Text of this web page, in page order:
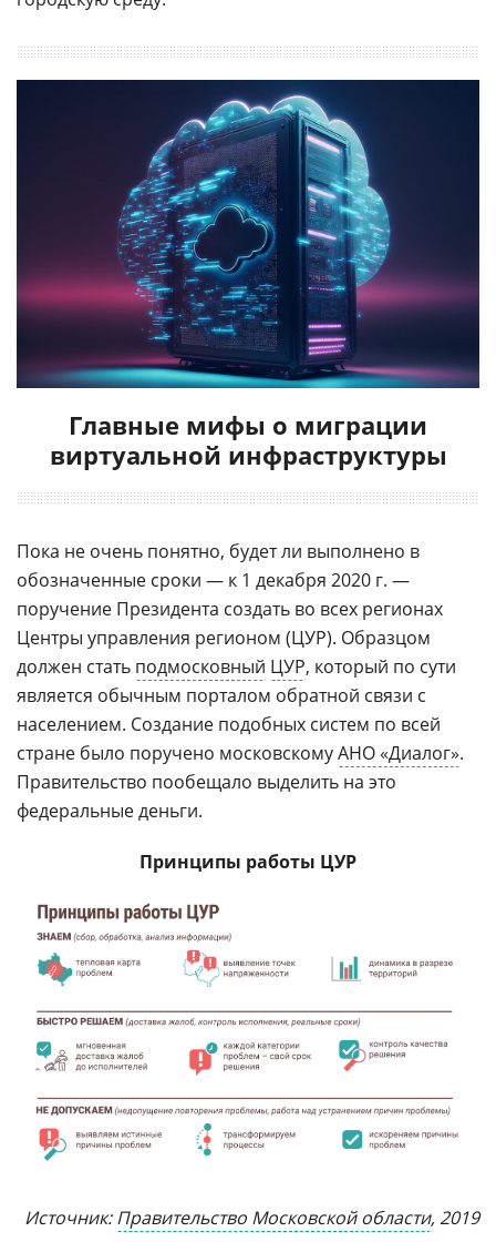
Главные мифы о миграции
виртуальной инфраструктуры
Пока не очень понятно, будет ли выполнено в
обозначенные сроки — к 1 декабря 2020 г. —
поручение Президента создать во всех регионах
Центры управления регионом (ЦУР). Образцом
должен стать подмосковный ЦУР, который по сути
является обычным порталом обратной связи с
населением. Создание подобных систем по всей
стране было поручено московскомуАНО «Диалог».
Правительство пообещало выделить на это
федеральные деньги.
Принципы работы ЦУР
Источник:Правительство Московской области, 2019